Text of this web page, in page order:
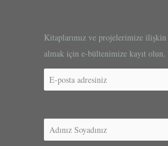
Kitaplarımız ve projelerimize
almak için e-bültenimize kayıt olun.